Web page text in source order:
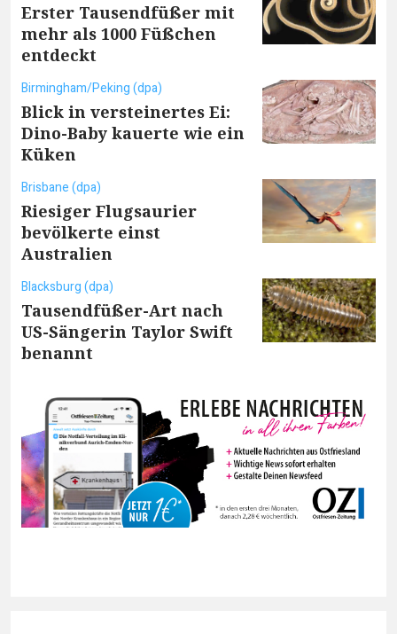
Erster Tausendfüßer mit
mehr als 1000 Füßchen
entdeckt
Birmingham/Peking (dpa)
Blick in versteinertes Ei:
Dino-Baby kauerte wie ein
Küken
Brisbane (dpa)
Riesiger Flugsaurier
bevölkerte einst
Australien
Blacksburg (dpa)
Tausendfüßer-Art nach
US-Sängerin Taylor Swift
benannt